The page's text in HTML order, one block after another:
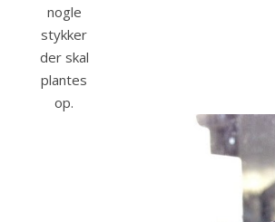
nogle
stykker
der skal
plantes
op.